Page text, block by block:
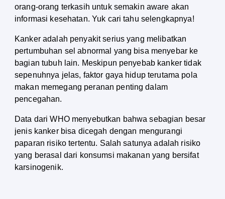
orang-orang terkasih untuk semakin aware akan
informasi kesehatan. Yuk cari tahu selengkapnya!
Kanker adalah penyakit serius yang melibatkan
pertumbuhan sel abnormal yang bisa menyebar ke
bagian tubuh lain. Meskipun penyebab kanker tidak
sepenuhnya jelas, faktor gaya hidup terutama pola
makan memegang peranan penting dalam
pencegahan.
Data dari WHO menyebutkan bahwa sebagian besar
jenis kanker bisa dicegah dengan mengurangi
paparan risiko tertentu. Salah satunya adalah risiko
yang berasal dari konsumsi makanan yang bersifat
karsinogenik.